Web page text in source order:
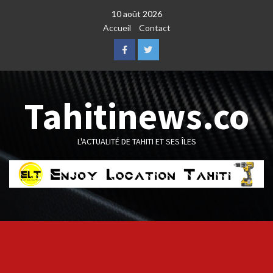
10 août 2026
Accueil
Contact
FacebookTwitter
Tahitinews.co
L'ACTUALITÉ DE TAHITI ET SES ÎLES